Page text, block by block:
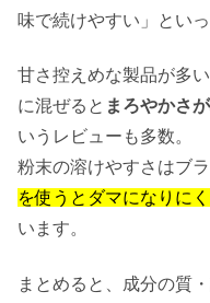
味で続けやすい」とい
甘さ控えめな製品が多
に混ぜると まろやかさ
いうレビューも多数。
粉末の溶けやすさはブ
を使うとダマになりに
います。
まとめると、成分の質